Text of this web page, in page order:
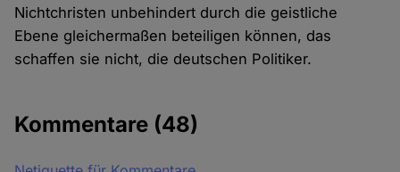
Nichtchristen unbehindert durch die geistliche
Ebene gleichermaßen beteiligen können, das
schaffen sie nicht, die deutschen Politiker.
Kommentare (48)